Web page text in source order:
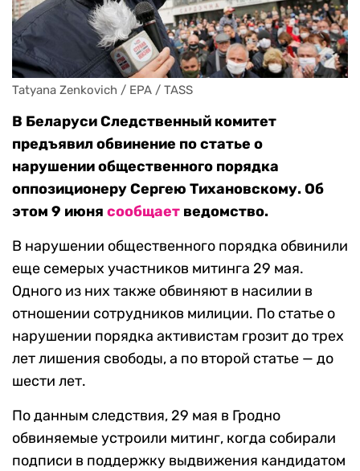
Tatyana Zenkovich / EPA / TASS
В Беларуси Следственный комитет
предъявил обвинение по статье о
нарушении общественного порядка
оппозиционеру Сергею Тихановскому. Об
этом 9 июня сообщает ведомство.
В нарушении общественного порядка обвинили
еще семерых участников митинга 29 мая.
Одного из них также обвиняют в насилии в
отношении сотрудников милиции. По статье о
нарушении порядка активистам грозит до трех
лет лишения свободы, а по второй статье — до
шести лет.
По данным следствия, 29 мая в Гродно
обвиняемые устроили митинг, когда собирали
подписи в поддержку выдвижения кандидатом